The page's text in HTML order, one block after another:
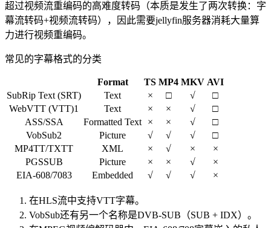
超过视频流重编码的高难度转码（本质是发生了两次转换：字
幕流转码+视频流转码），因此需要jellyfin服务器消耗大量算
力进行视频重编码。
常见的字幕格式的分类
Format TS MP4 MKV AVI
SubRip Text (SRT)
Text × □ √
□
WebVTT (VTT)1
Text × × √
□
ASS/SSA
Formatted Text × × √
□
VobSub2
Picture √ √ √
□
MP4TT/TXTT
XML × √ ×
×
PGSSUB
Picture × × √
×
EIA-608/7083
Embedded √ √ √ ×
在HLS流中支持VTT字幕。
VobSub还有另一个名称是DVB-SUB（SUB + IDX）。